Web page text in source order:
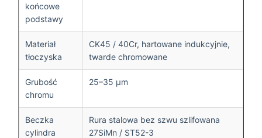
końcowe
podstawy
Materiał
tłoczyska
CK45 / 40Cr, hartowane indukcyjnie,
twarde chromowane
Grubość
chromu
25–35 μm
Beczka
cylindra
Rura stalowa bez szwu szlifowana
27SiMn / ST52-3